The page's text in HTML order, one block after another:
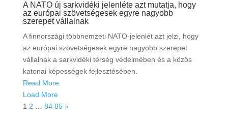
A NATO új sarkvidéki jelenléte azt mutatja, hogy
az európai szövetségesek egyre nagyobb
szerepet vállalnak
A finnországi többnemzeti NATO-jelenlét azt jelzi, hogy
az európai szövetségesek egyre nagyobb szerepet
vállalnak a sarkvidéki térség védelmében és a közös
katonai képességek fejlesztésében.
Read More
Load More
1 2 84 85 »